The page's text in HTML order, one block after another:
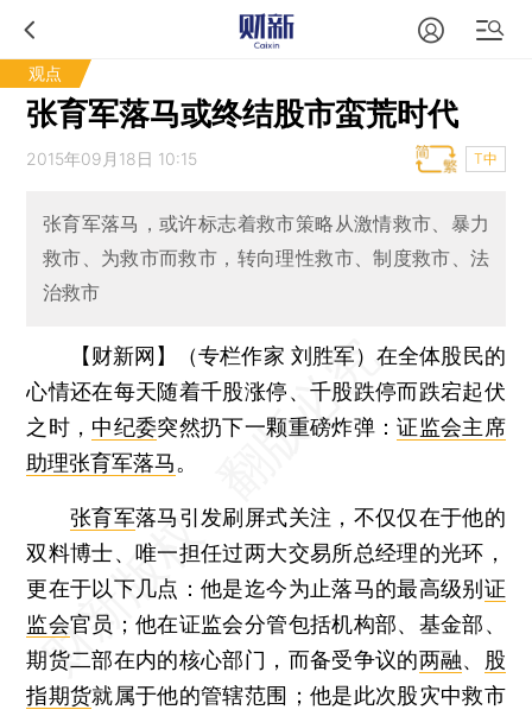
观点
张育军落马或终结股市蛮荒时代
2015年09月18日 10:15 T中
张育军落马，或许标志着救市策略从激情救市、暴力
救市、为救市而救市，转向理性救市、制度救市、法
治救市
【财新网】（专栏作家 刘胜军）在全体股民的
心情还在每天随着千股涨停、千股跌停而跌宕起伏
之时， 中纪委突然扔下一颗重磅炸弹：证监会主席
助理张育军落马。
张育军落马引发刷屏式关注，不仅仅在于他的
双料博士、唯一担任过两大交易所总经理的光环，
更在于以下几点：他是迄今为止落马的最高级别 证
监会官员；他在证监会分管包括机构部、基金部、
期货二部在内的核心部门，而备受争议的两融、
股
指期货就属于他的管辖范围；他是此次股灾中救市